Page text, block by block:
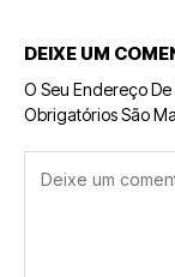
DEIXE UM
O Seu Endereço
Obrigatórios São